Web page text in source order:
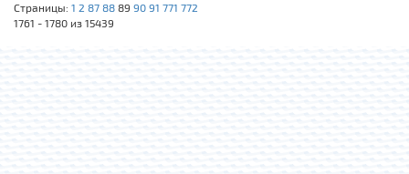
Страницы: 1 2 87 88 89 90 91 771 772
1761 - 1780 из 15439